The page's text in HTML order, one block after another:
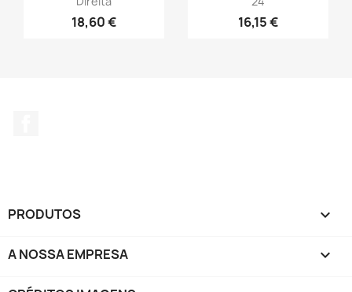
18,60 € 16,15 €
PRODUTOS 
A NOSSA EMPRESA 